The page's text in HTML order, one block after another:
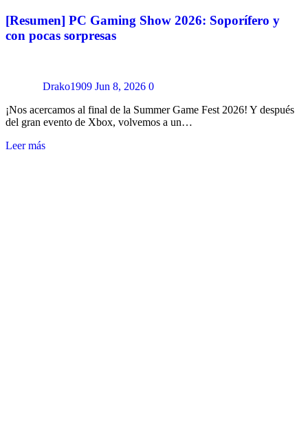
[Resumen] PC Gaming Show 2026: Soporífero y
con pocas sorpresas
Drako1909 Jun 8, 2026 0
¡Nos acercamos al final de la Summer Game Fest 2026! Y después
del gran evento de Xbox, volvemos a un…
Leer más